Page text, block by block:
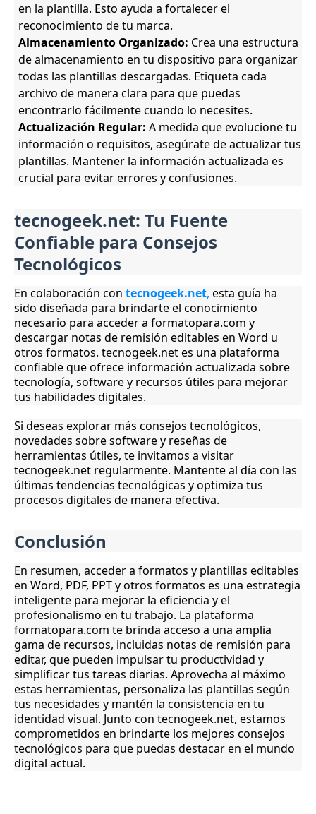
en la plantilla. Esto ayuda a fortalecer el
reconocimiento de tu marca.
Almacenamiento Organizado: Crea una estructura
de almacenamiento en tu dispositivo para organizar
todas las plantillas descargadas. Etiqueta cada
archivo de manera clara para que puedas
encontrarlo fácilmente cuando lo necesites.
Actualización Regular: A medida que evolucione tu
información o requisitos, asegúrate de actualizar tus
plantillas. Mantener la información actualizada es
crucial para evitar errores y confusiones.
tecnogeek.net: Tu Fuente
Confiable para Consejos
Tecnológicos
En colaboración con tecnogeek.net, esta guía ha
sido diseñada para brindarte el conocimiento
necesario para acceder a formatopara.com y
descargar notas de remisión editables en Word u
otros formatos. tecnogeek.net es una plataforma
confiable que ofrece información actualizada sobre
tecnología, software y recursos útiles para mejorar
tus habilidades digitales.
Si deseas explorar más consejos tecnológicos,
novedades sobre software y reseñas de
herramientas útiles, te invitamos a visitar
tecnogeek.net regularmente. Mantente al día con las
últimas tendencias tecnológicas y optimiza tus
procesos digitales de manera efectiva.
Conclusión
En resumen, acceder a formatos y plantillas editables
en Word, PDF, PPT y otros formatos es una estrategia
inteligente para mejorar la eficiencia y el
profesionalismo en tu trabajo. La plataforma
formatopara.com te brinda acceso a una amplia
gama de recursos, incluidas notas de remisión para
editar, que pueden impulsar tu productividad y
simplificar tus tareas diarias. Aprovecha al máximo
estas herramientas, personaliza las plantillas según
tus necesidades y mantén la consistencia en tu
identidad visual. Junto con tecnogeek.net, estamos
comprometidos en brindarte los mejores consejos
tecnológicos para que puedas destacar en el mundo
digital actual.